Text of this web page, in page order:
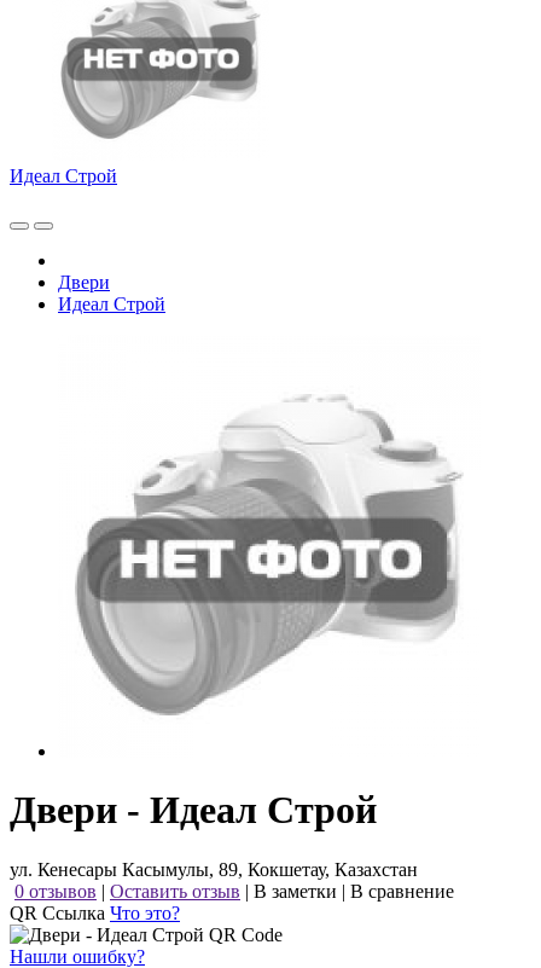
Идеал Строй
Двери
Идеал Строй
Двери - Идеал Строй
ул. Кенесары Касымулы, 89, Кокшетау, Казахстан
0 отзывов | Оставить отзыв | В заметки | В сравнение
QR Ссылка Что это?
Нашли ошибку?